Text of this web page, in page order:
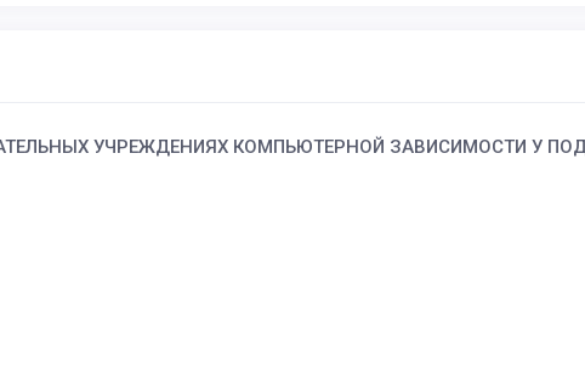
УЧРЕЖДЕНИЯХ КОМПЬЮТЕРНОЙ ЗАВИСИМОСТИ У